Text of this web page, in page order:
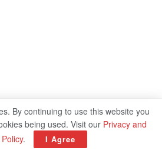
By continuing to use this website you
being used. Visit our Privacy and
. I Agree